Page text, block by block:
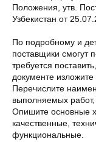
Положения, утв.
Узбекистан от
По подробному и
поставщики смогут
требуется
документе
Перечислите
выполняемых работ,
Опишите основные
качественные,
функциональные.